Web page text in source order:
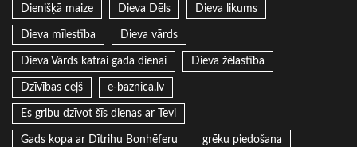
Dienišķā maize Dieva Dēls Dieva likums
Dieva mīlestība Dieva vārds
Dieva Vārds katrai gada dienai Dieva žēlastība
Dzīvības ceļš e-baznica.lv
Es gribu dzīvot šīs dienas ar Tevi
Gads kopa ar Dītrihu Bonhēferu grēku piedošana